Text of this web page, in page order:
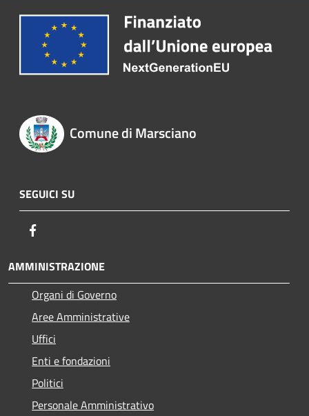
Comune di Marsciano
SEGUICI SU
AMMINISTRAZIONE
Organi di Governo
Aree Amministrative
Uffici
Enti e fondazioni
Politici
Personale Amministrativo